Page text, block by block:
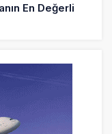
kısa rotalara
One, yolcu